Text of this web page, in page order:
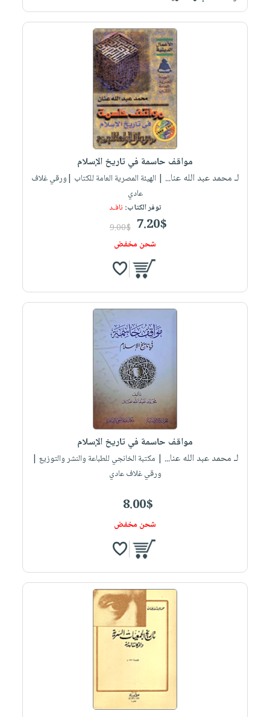
مواقف حاسمة في تاريخ الإسلام
لـ محمد عبد الله عنا... | الهيئة المصرية العامة للكتاب |ورقي غلاف
عادي
توفر الكتاب: نافـد
7.20$
9.00$
شحن مخفض
مواقف حاسمة في تاريخ الإسلام
لـ محمد عبد الله عنا... | مكتبة الخانجي للطباعة والنشر والتوزيع |
ورقي غلاف عادي
8.00$
شحن مخفض